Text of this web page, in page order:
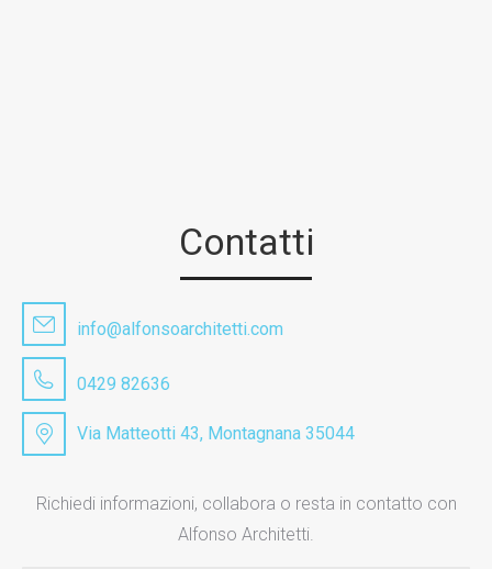
Contatti
info@alfonsoarchitetti.com
0429 82636
Via Matteotti 43, Montagnana 35044
Richiedi informazioni, collabora o resta in contatto con
Alfonso Architetti.